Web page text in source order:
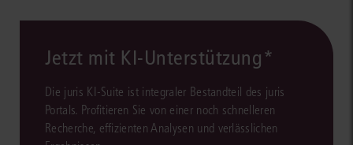
Jetzt mit KI-Unterstützung*
Die juris KI-Suite ist integraler Bestandteil des juris
Portals. Profitieren Sie von einer noch schnelleren
Recherche, effizienten Analysen und verlässlichen